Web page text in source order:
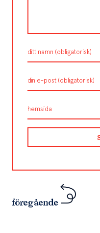
föregående